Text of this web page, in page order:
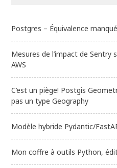
Postgres – Équivalence
Mesures de l’impact de Sentry
AWS
C’est un piège! Postgis
pas un type Geography
Modèle hybride Pydantic/
Mon coffre à outils Python,